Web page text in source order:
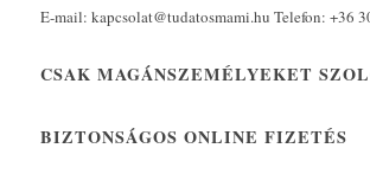
E-mail: kapcsolat@tudatosmami.hu Telefon: +36
CSAK MAGÁNSZEMÉLYEKET
BIZTONSÁGOS ONLINE FIZETÉS